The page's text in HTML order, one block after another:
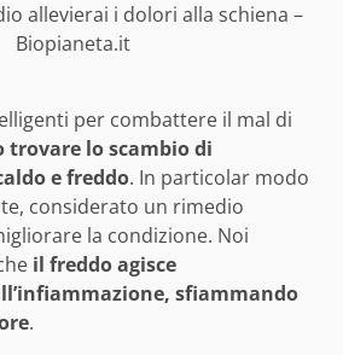
allevierai i dolori alla schiena –
Biopianeta.it
per combattere il mal di
trovare lo scambio di
e freddo. In particolar modo
considerato un rimedio
la condizione. Noi
il freddo agisce
sfiammando
.